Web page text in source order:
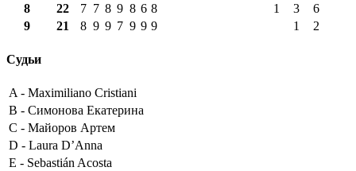
8
22 7 7 8 9 8 6 8 1 3
6
9
21 8 9 9 7 9 9 9 1 2
Судьи
A - Maximiliano Cristiani
B - Симонова Екатерина
C - Майоров Артем
D - Laura D’Anna
E - Sebastián Acosta